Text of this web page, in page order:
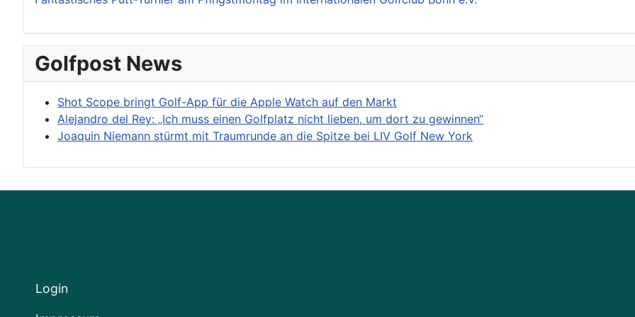
Golfpost News
Shot Scope bringt Golf-App für die Apple Watch auf den Markt
Alejandro del Rey: „Ich muss einen Golfplatz nicht lieben, um dort zu gewinnen“
Joaquin Niemann stürmt mit Traumrunde an die Spitze bei LIV Golf New York
Login